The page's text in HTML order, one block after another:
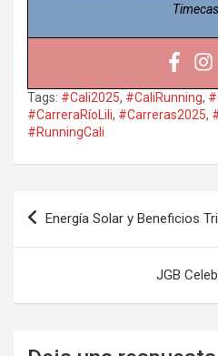
Tags: #Cali2025, #CaliRunning,
#CarreraRíoLili, #Carreras2025,
#RunningCali
Navegación
Energía Solar y Beneficios
JGB